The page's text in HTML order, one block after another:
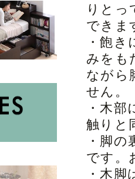
りとっ
できま
・飽
みをも
ながら
せん。
・木
触りと
・脚
です。
・木